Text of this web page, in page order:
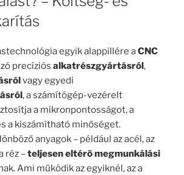
egyik alappillére aCNC
precíziós alkatrészgyártásról,
vagy egyedi
, a számítógép-vezérelt
a mikronpontosságot, a
a kiszámítható minőséget.
anyagok – például az acél, az
réz –teljesen eltérő megmunkálási
Ami működik az egyiknél, az a